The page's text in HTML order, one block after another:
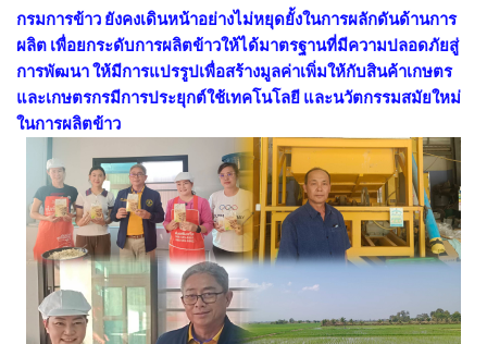
กรมการข้าว ยังคงเดินหน้าอย่างไม่หยุดยั้งในการผลักดันด้านการ
ผลิต เพื่อยกระดับการผลิตข้าวให้ได้มาตรฐานที่มีความปลอดภัยสู่
การพัฒนา ให้มีการแปรรูปเพื่อสร้างมูลค่าเพิ่มให้กับสินค้าเกษตร
และเกษตรกรมีการประยุกต์ใช้เทคโนโลยี และนวัตกรรมสมัยใหม่
ในการผลิตข้าว